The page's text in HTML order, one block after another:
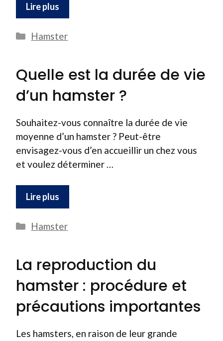
Lire plus
Catégories
Hamster
Quelle est la durée de vie
d’un hamster ?
Souhaitez-vous connaître la durée de vie
moyenne d’un hamster ? Peut-être
envisagez-vous d’en accueillir un chez vous
et voulez déterminer …
Lire plus
Catégories
Hamster
La reproduction du
hamster : procédure et
précautions importantes
Les hamsters, en raison de leur grande